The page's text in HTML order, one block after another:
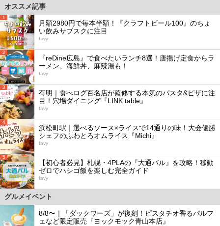
オススメ記事
1
月額2980円で毎本半額！『クラフトビール100』のちょ
い飲みサブスクに注目
favy
2
『reDine広島』で食べたいランチ8選！唐揚げ定食からラ
ーメン、海鮮丼、麻辣湯も！
favy
3
有明｜食べログ百名店が監修する本気のパスタ&ピザに注
目！穴場ダイニング『LINK table』
favy
4
浜松町駅｜選べるソース×ライスで14通りの味！大会優勝
シェフのふわとろオムライス『Michi』
favy
5
【初心者必見】札幌・4PLAの『大通バル』を攻略！移動
ゼロでハシゴ飯を楽しむ完全ガイド
favy
グルメイベント
8/8〜｜「ダックワーズ」が復刻！ピスタチオ香るパルフ
ェなど限定販売『ヨックモック青山本店』